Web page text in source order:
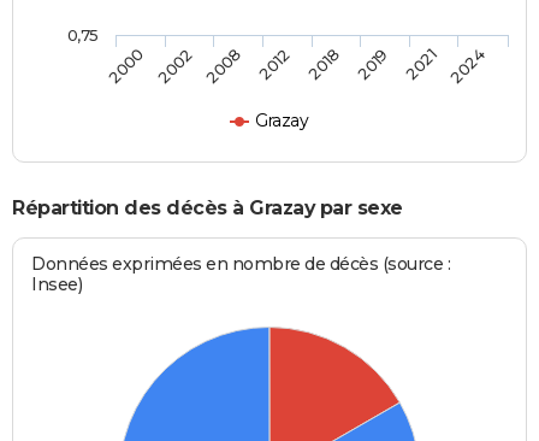
Grazay
2000 2002 2008 2012 2018 2019 2021 2024
0,75
Répartition des décès à Grazay par sexe
Données exprimées en nombre de décès (source :
Insee)